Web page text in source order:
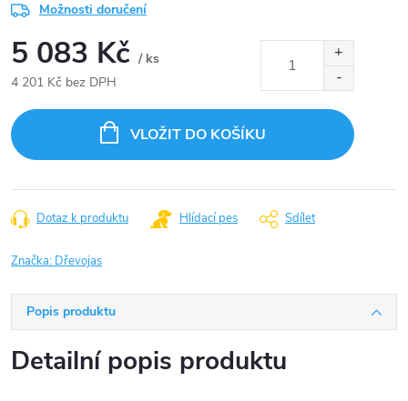
Možnosti doručení
5 083 Kč / ks
4 201 Kč bez DPH
cena:
VLOŽIT DO KOŠÍKU
Dotaz k produktu Hlídací pes Sdílet
Značka: Dřevojas
Popis produktu
Detailní popis produktu